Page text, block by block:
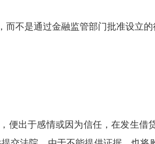
不是通过金融监管部门批准设立的
便出于感情或因为信任，在发生